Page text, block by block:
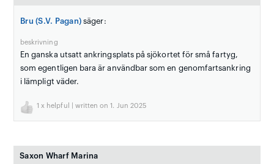
Bru (S.V. Pagan) säger:
beskrivning
En ganska utsatt ankringsplats på sjökortet för små fartyg,
som egentligen bara är användbar som en genomfartsankring
i lämpligt väder.
1 x helpful | written on 1. Jun 2025
Saxon Wharf Marina